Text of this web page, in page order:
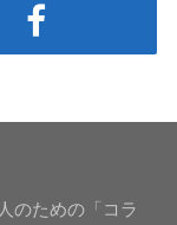
のための「コラ